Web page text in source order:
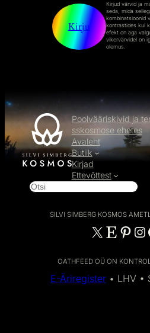
Kirju
Kirjud värvid ja
seda, mida
kombinatsioonid
kontrastides kui
efekt on aga
vikervärvidel on
olemus.
Poolvääriskivid ja
sskosmose ehetes
Avaleht
Butiik
Kirjad
Ettevõttest
SILVI SIMBERG KOSMOS
X Etsy Pinterest Instagram
OATHFEED OÜ ON
E-Äriregister • LHV •